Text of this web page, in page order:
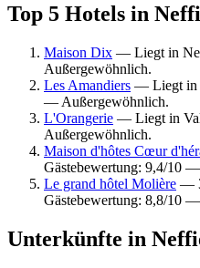
Top 5 Hotels in
Maison Dix — Liegt in
Außergewöhnlich.
Les Amandiers — Liegt in
— Außergewöhnlich.
L'Orangerie — Liegt in
Außergewöhnlich.
Maison d'hôtes Cœur
Gästebewertung: 9,4/10
Le grand hôtel Molière —
Gästebewertung: 8,8/10
Unterkünfte in